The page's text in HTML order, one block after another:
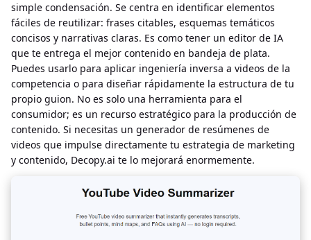
simple condensación. Se centra en identificar elementos
fáciles de reutilizar: frases citables, esquemas temáticos
concisos y narrativas claras. Es como tener un editor de IA
que te entrega el mejor contenido en bandeja de plata.
Puedes usarlo para aplicar ingeniería inversa a videos de la
competencia o para diseñar rápidamente la estructura de tu
propio guion. No es solo una herramienta para el
consumidor; es un recurso estratégico para la producción de
contenido. Si necesitas un generador de resúmenes de
videos que impulse directamente tu estrategia de marketing
y contenido, Decopy.ai te lo mejorará enormemente.